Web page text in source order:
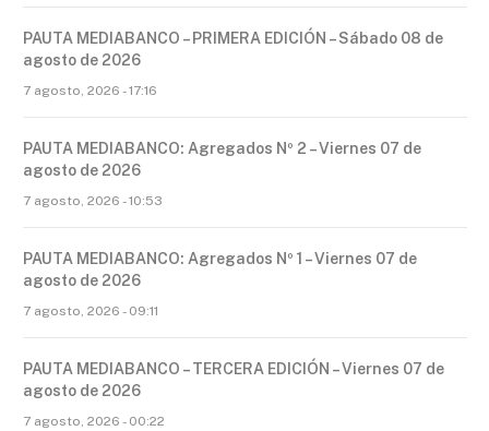
PAUTA MEDIABANCO – PRIMERA EDICIÓN – Sábado 08 de
agosto de 2026
7 agosto, 2026 - 17:16
PAUTA MEDIABANCO: Agregados Nº 2 – Viernes 07 de
agosto de 2026
7 agosto, 2026 - 10:53
PAUTA MEDIABANCO: Agregados Nº 1 – Viernes 07 de
agosto de 2026
7 agosto, 2026 - 09:11
PAUTA MEDIABANCO – TERCERA EDICIÓN – Viernes 07 de
agosto de 2026
7 agosto, 2026 - 00:22